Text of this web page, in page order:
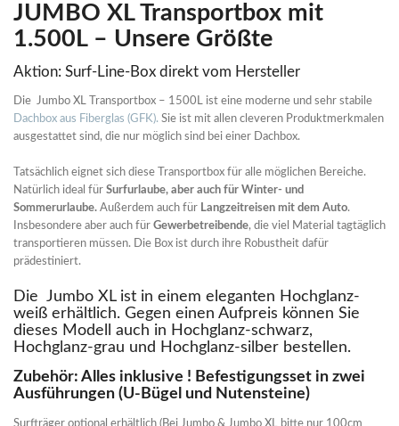
JUMBO XL Transportbox mit
1.500L – Unsere Größte
Aktion: Surf-Line-Box direkt vom Hersteller
Die Jumbo XL Transportbox – 1500L ist eine moderne und sehr stabile
Dachbox aus Fiberglas (GFK). Sie ist mit allen cleveren Produktmerkmalen
ausgestattet sind, die nur möglich sind bei einer Dachbox.
Tatsächlich eignet sich diese Transportbox für alle möglichen Bereiche.
Natürlich ideal für Surfurlaube, aber auch für Winter- und
Sommerurlaube. Außerdem auch für Langzeitreisen mit dem Auto.
Insbesondere aber auch für Gewerbetreibende, die viel Material tagtäglich
transportieren müssen. Die Box ist durch ihre Robustheit dafür
prädestiniert.
Die Jumbo XL ist in einem eleganten Hochglanz-
weiß erhältlich. Gegen einen Aufpreis können Sie
dieses Modell auch in Hochglanz-schwarz,
Hochglanz-grau und Hochglanz-silber bestellen.
Zubehör: Alles inklusive ! Befestigungsset in zwei
Ausführungen (U-Bügel und Nutensteine)